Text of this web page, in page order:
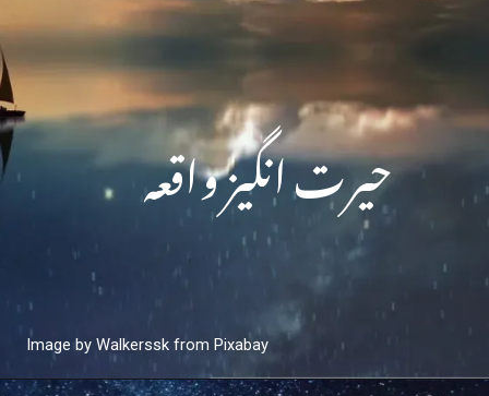
حیرت انگیز واقعہ
Image by Walkerssk from Pixabay